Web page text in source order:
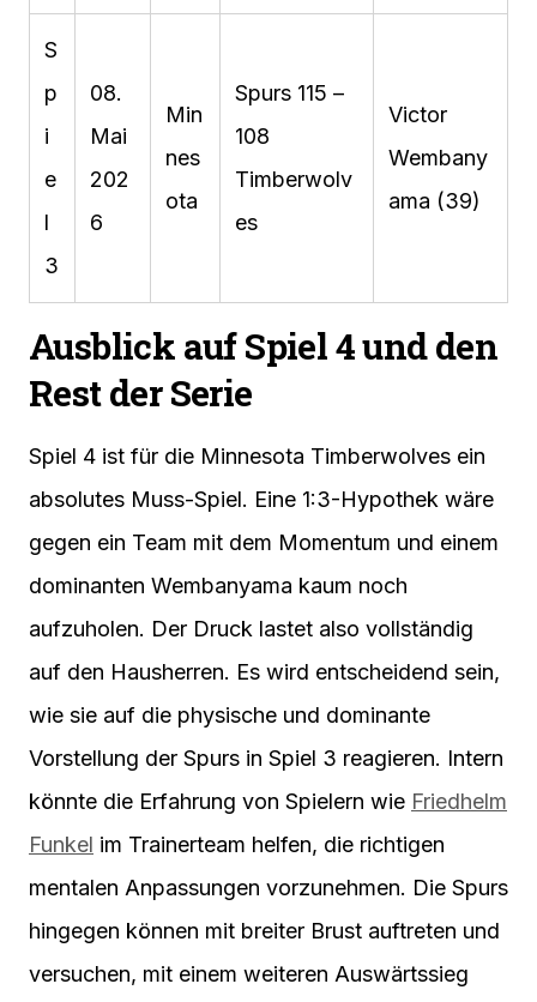
S
p
i
e
l
3
08.
Mai
202
6
Min
nes
ota
Spurs 115 –
108
Timberwolv
es
Victor
Wembany
ama (39)
Ausblick auf Spiel 4 und den
Rest der Serie
Spiel 4 ist für die Minnesota Timberwolves ein
absolutes Muss-Spiel. Eine 1:3-Hypothek wäre
gegen ein Team mit dem Momentum und einem
dominanten Wembanyama kaum noch
aufzuholen. Der Druck lastet also vollständig
auf den Hausherren. Es wird entscheidend sein,
wie sie auf die physische und dominante
Vorstellung der Spurs in Spiel 3 reagieren. Intern
könnte die Erfahrung von Spielern wie Friedhelm
Funkel im Trainerteam helfen, die richtigen
mentalen Anpassungen vorzunehmen. Die Spurs
hingegen können mit breiter Brust auftreten und
versuchen, mit einem weiteren Auswärtssieg